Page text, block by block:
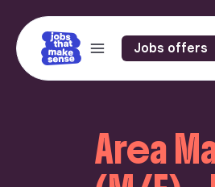
Jobs offers
Area